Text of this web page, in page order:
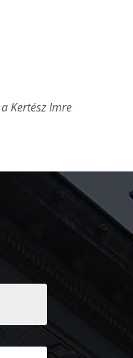
Kertész Imre